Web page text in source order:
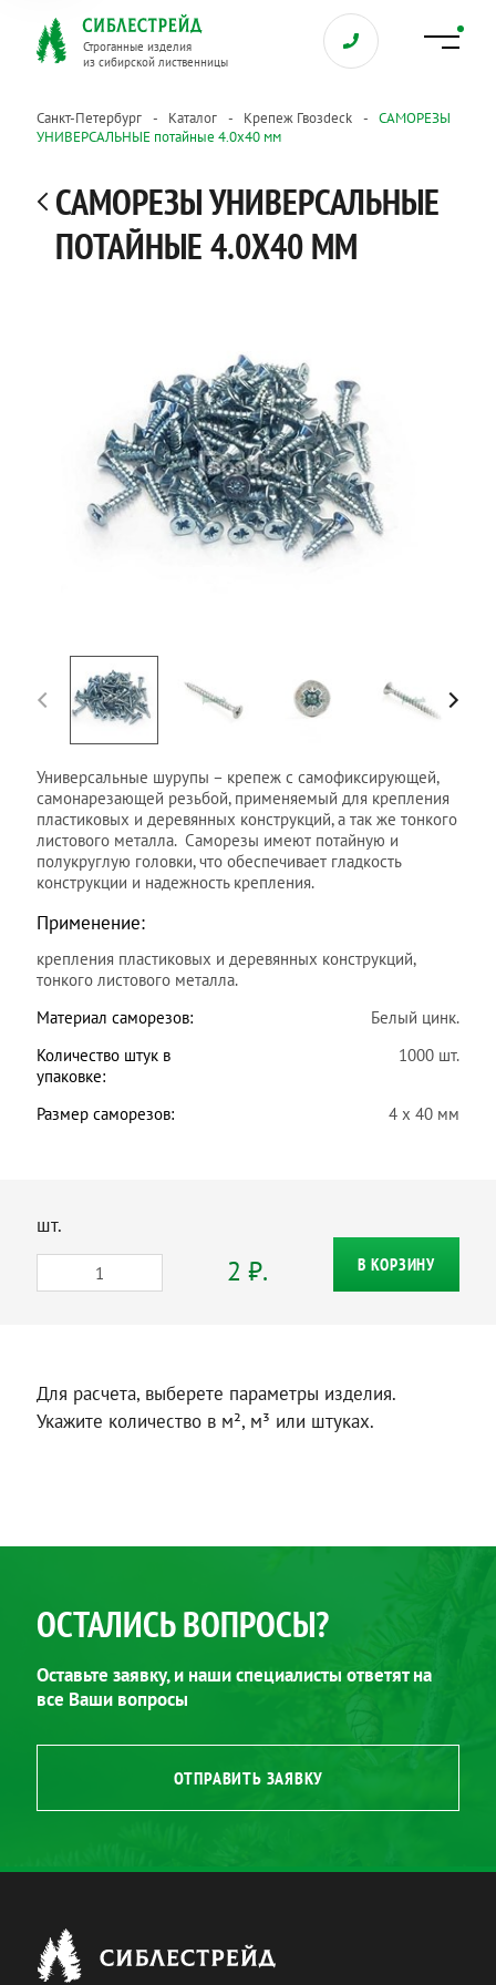
Строганные изделия
из сибирской лиственницы
Санкт-Петербург Каталог Крепеж Гвозdeck
САМОРЕЗЫ
УНИВЕРСАЛЬНЫЕ потайные 4.0х40 мм
САМОРЕЗЫ УНИВЕРСАЛЬНЫЕ
ПОТАЙНЫЕ 4.0Х40 ММ
Универсальные шурупы – крепеж с самофиксирующей,
самонарезающей резьбой, применяемый для крепления
пластиковых и деревянных конструкций, а так же тонкого
листового металла. Саморезы имеют потайную и
полукруглую головки, что обеспечивает гладкость
конструкции и надежность крепления.
Применение:
крепления пластиковых и деревянных конструкций,
тонкого листового металла.
Материал саморезов:
Белый цинк.
Количество штук в
упаковке:
1000 шт.
Размер саморезов: 4 х 40 мм
шт.
2 ₽. В КОРЗИНУ
Для расчета, выберете параметры изделия.
Укажите количество в м², м³ или штуках.
ОСТАЛИСЬ ВОПРОСЫ?
Оставьте заявку, и наши специалисты ответят на
все Ваши вопросы
ОТПРАВИТЬ ЗАЯВКУ